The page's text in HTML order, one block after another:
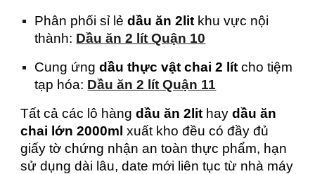
Phân phối sỉ lẻdầu ăn 2lit khu vực nội
thành: Dầu ăn 2 lít Quận 10
Cung ứngdầu thực vật chai 2 lít cho tiệm
tạp hóa: Dầu ăn 2 lít Quận 11
Tất cả các lô hàngdầu ăn 2lit haydầu ăn
chai lớn 2000ml xuất kho đều có đầy đủ
giấy tờ chứng nhận an toàn thực phẩm, hạn
sử dụng dài lâu, date mới liên tục từ nhà máy